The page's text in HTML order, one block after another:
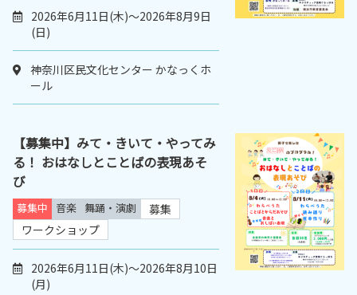
2026年6月11日(木)～2026年8月9日
(日)
神奈川区民文化センター かなっくホ
ール
【募集中】みて・きいて・やってみ
る！ おはなしとことばの表現あそ
び
募集中 音楽 舞踊・演劇
募集
ワークショップ
2026年6月11日(木)～2026年8月10日
(月)